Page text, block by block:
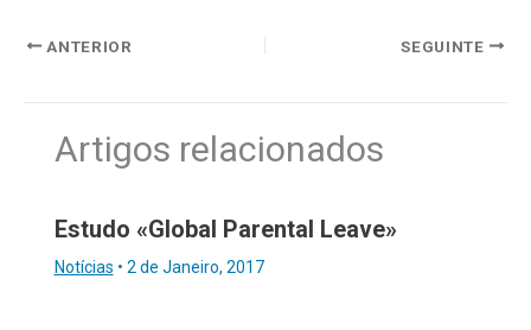
ANTERIOR SEGUINTE
Artigos relacionados
Estudo «Global Parental Leave»
Notícias • 2 de Janeiro, 2017